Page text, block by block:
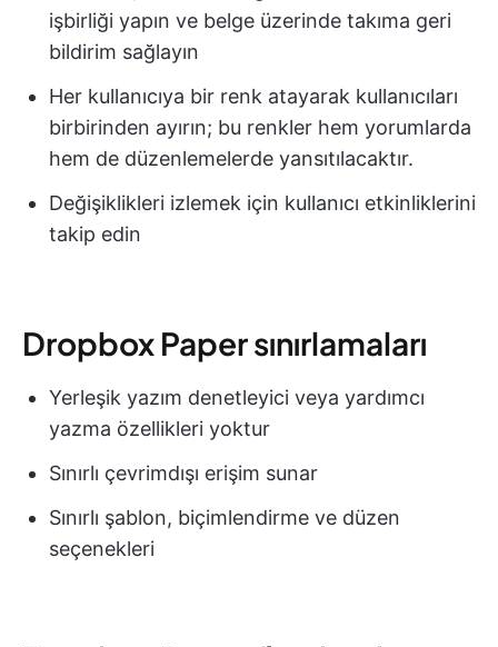
işbirliği yapın ve belge üzerinde takıma geri
bildirim sağlayın
Her kullanıcıya bir renk atayarak kullanıcıları
birbirinden ayırın; bu renkler hem yorumlarda
hem de düzenlemelerde yansıtılacaktır.
Değişiklikleri izlemek için kullanıcı etkinliklerini
takip edin
Dropbox Paper sınırlamaları
Yerleşik yazım denetleyici veya yardımcı
yazma özellikleri yoktur
Sınırlı çevrimdışı erişim sunar
Sınırlı şablon, biçimlendirme ve düzen
seçenekleri